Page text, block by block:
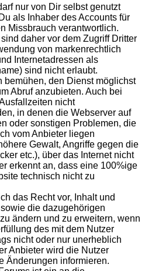
nur von Dir selbst genutzt
als Inhaber des Accounts für
Missbrauch verantwortlich.
daher vor dem Zugriff Dritter
von markenrechtlich
Internetadressen als
sind nicht erlaubt.
bemühen, den Dienst möglichst
Abruf anzubieten. Auch bei
nicht
in denen die Webserver auf
oder sonstigen Problemen, die
vom Anbieter liegen
Gewalt, Angriffe gegen die
etc.), über das Internet nicht
erkennt an, dass eine 100%ige
technisch nicht zu
das Recht vor, Inhalt und
die dazugehörigen
ändern und zu erweitern, wenn
des mit dem Nutzer
nicht oder nur unerheblich
Anbieter wird die Nutzer
Änderungen informieren.